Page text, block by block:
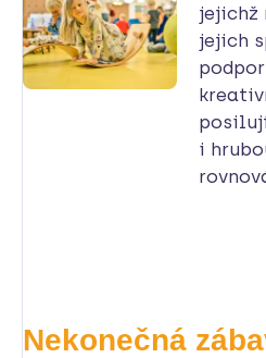
jejichž
jejich
i
Nekonečná